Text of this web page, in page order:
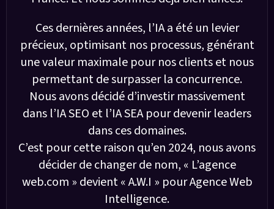
Ces dernières années, l’IA a été un levier
précieux, optimisant nos processus, générant
une valeur maximale pour nos clients et nous
permettant de surpasser la concurrence.
Nous avons décidé d’investir massivement
dans l’IA SEO et l’IA SEA pour devenir leaders
dans ces domaines.
C’est pour cette raison qu’en 2024, nous avons
décider de changer de nom, « L’agence
web.com » devient « A.W.I » pour Agence Web
Intelligence.